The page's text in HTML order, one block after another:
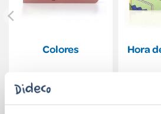
Colores
3,95€
Hora